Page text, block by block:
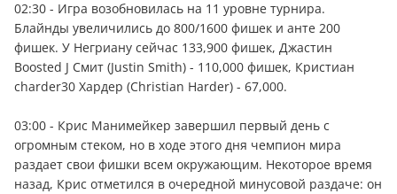
02:30 - Игра возобновилась на 11 уровне турнира.
Блайнды увеличились до 800/1600 фишек и анте 200
фишек. У Негриану сейчас 133,900 фишек, Джастин
Boosted J Смит (Justin Smith) - 110,000 фишек, Кристиан
charder30 Хардер (Christian Harder) - 67,000.
03:00 - Крис Манимейкер завершил первый день с
огромным стеком, но в ходе этого дня чемпион мира
раздает свои фишки всем окружающим. Некоторое время
назад, Крис отметился в очередной минусовой раздаче: он